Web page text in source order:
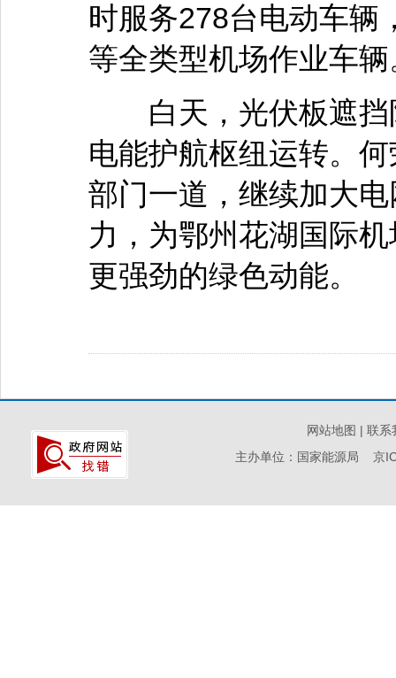
时服务278台电动车辆
等全类型机场作业车辆
白天，光伏板遮挡
电能护航枢纽运转。
部门一道，继续加大
力，为鄂州花湖国际
更强劲的绿色动能。